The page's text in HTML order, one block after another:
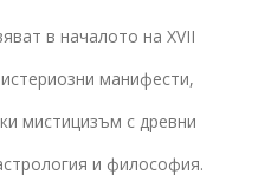
в началото на XVII
манифести,
мистицизъм с древни
и философия.